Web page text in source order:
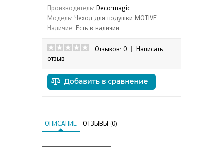
Производитель: Decormagic
Модель: Чехол для подушки MOTIVE
Наличие: Есть в наличии
Отзывов: 0
Написать
отзыв
ОПИСАНИЕ ОТЗЫВЫ (0)